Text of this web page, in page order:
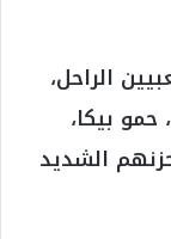
الراحل،
بيكا،
الشديد